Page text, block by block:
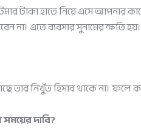
টাকা হাতে নিয়ে এসে আপনার
এতে ব্যবসার সুনামের ক্ষতি হয়।
নিখুঁত হিসাব থাকে না। ফলে
দাবি?